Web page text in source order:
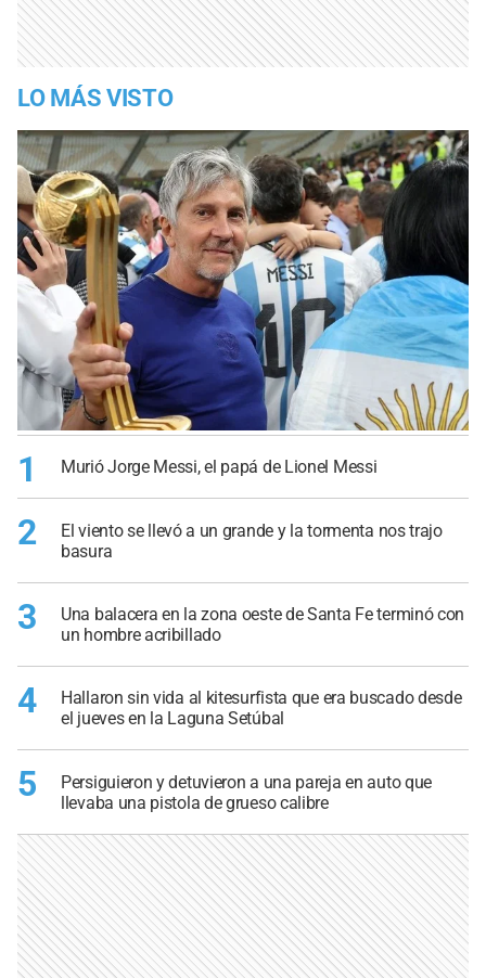
LO MÁS VISTO
1 Murió Jorge Messi, el papá de Lionel Messi
2
El viento se llevó a un grande y la tormenta nos trajo
basura
3
Una balacera en la zona oeste de Santa Fe terminó con
un hombre acribillado
4
Hallaron sin vida al kitesurfista que era buscado desde
el jueves en la Laguna Setúbal
5
Persiguieron y detuvieron a una pareja en auto que
llevaba una pistola de grueso calibre